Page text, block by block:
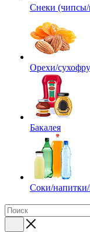
Снеки (чипсы/
Орехи/
Бакалея
Соки/напитки/